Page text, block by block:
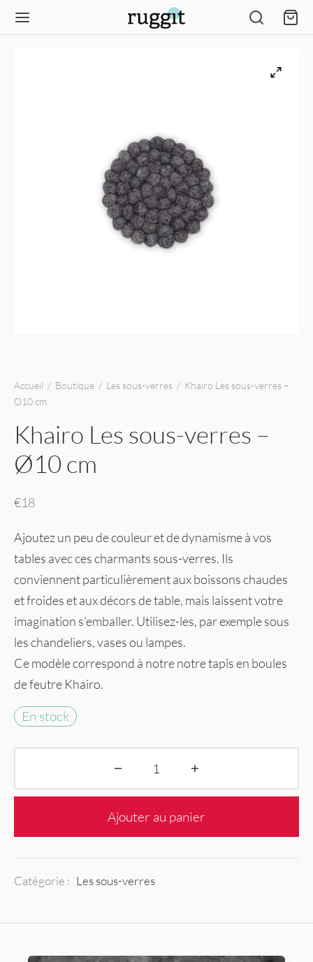
Accueil / Boutique / Les sous-verres / Khairo Les sous-verres –
Ø10 cm
Khairo Les sous-verres –
Ø10 cm
€18
Ajoutez un peu de couleur et de dynamisme à vos
tables avec ces charmants sous-verres. Ils
conviennent particulièrement aux boissons chaudes
et froides et aux décors de table, mais laissent votre
imagination s’emballer. Utilisez-les, par exemple sous
les chandeliers, vases ou lampes.
Ce modèle correspond à notre notre tapis en boules
de feutre Khairo.
En stock
Ajouter au panier
Catégorie : Les sous-verres